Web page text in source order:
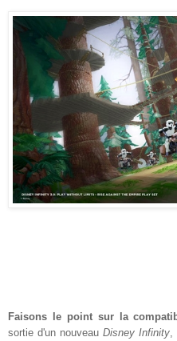
Faisons le point sur la
sortie d'un nouveau Disney Infinity,